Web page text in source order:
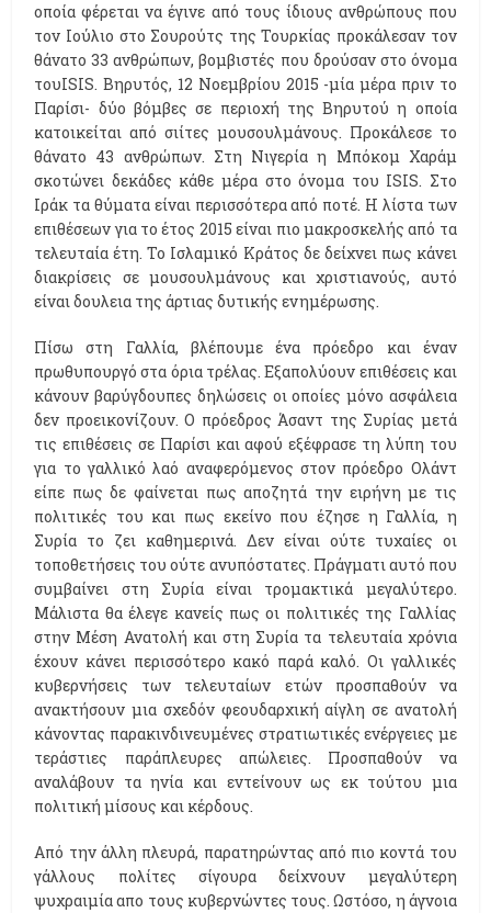
οποία φέρεται να έγινε από τους ίδιους ανθρώπους που
τον Ιούλιο στο Σουρούτς της Τουρκίας προκάλεσαν τον
θάνατο 33 ανθρώπων, βομβιστές που δρούσαν στο όνομα
τουISIS. Βηρυτός, 12 Νοεμβρίου 2015 -μία μέρα πριν το
Παρίσι- δύο βόμβες σε περιοχή της Βηρυτού η οποία
κατοικείται από σιίτες μουσουλμάνους. Προκάλεσε το
θάνατο 43 ανθρώπων. Στη Νιγερία η Μπόκομ Χαράμ
σκοτώνει δεκάδες κάθε μέρα στο όνομα του ISIS. Στο
Ιράκ τα θύματα είναι περισσότερα από ποτέ. Η λίστα των
επιθέσεων για το έτος 2015 είναι πιο μακροσκελής από τα
τελευταία έτη. Το Ισλαμικό Κράτος δε δείχνει πως κάνει
διακρίσεις σε μουσουλμάνους και χριστιανούς, αυτό
είναι δουλεια της άρτιας δυτικής ενημέρωσης.
Πίσω στη Γαλλία, βλέπουμε ένα πρόεδρο και έναν
πρωθυπουργό στα όρια τρέλας. Εξαπολύουν επιθέσεις και
κάνουν βαρύγδουπες δηλώσεις οι οποίες μόνο ασφάλεια
δεν προεικονίζουν. Ο πρόεδρος Άσαντ της Συρίας μετά
τις επιθέσεις σε Παρίσι και αφού εξέφρασε τη λύπη του
για το γαλλικό λαό αναφερόμενος στον πρόεδρο Ολάντ
είπε πως δε φαίνεται πως αποζητά την ειρήνη με τις
πολιτικές του και πως εκείνο που έζησε η Γαλλία, η
Συρία το ζει καθημερινά. Δεν είναι ούτε τυχαίες οι
τοποθετήσεις του ούτε ανυπόστατες. Πράγματι αυτό που
συμβαίνει στη Συρία είναι τρομακτικά μεγαλύτερο.
Μάλιστα θα έλεγε κανείς πως οι πολιτικές της Γαλλίας
στην Μέση Ανατολή και στη Συρία τα τελευταία χρόνια
έχουν κάνει περισσότερο κακό παρά καλό. Οι γαλλικές
κυβερνήσεις των τελευταίων ετών προσπαθούν να
ανακτήσουν μια σχεδόν φεουδαρχική αίγλη σε ανατολή
κάνοντας παρακινδινευμένες στρατιωτικές ενέργειες με
τεράστιες παράπλευρες απώλειες. Προσπαθούν να
αναλάβουν τα ηνία και εντείνουν ως εκ τούτου μια
πολιτική μίσους και κέρδους.
Από την άλλη πλευρά, παρατηρώντας από πιο κοντά του
γάλλους πολίτες σίγουρα δείχνουν μεγαλύτερη
ψυχραιμία απο τους κυβερνώντες τους. Ωστόσο, η άγνοια